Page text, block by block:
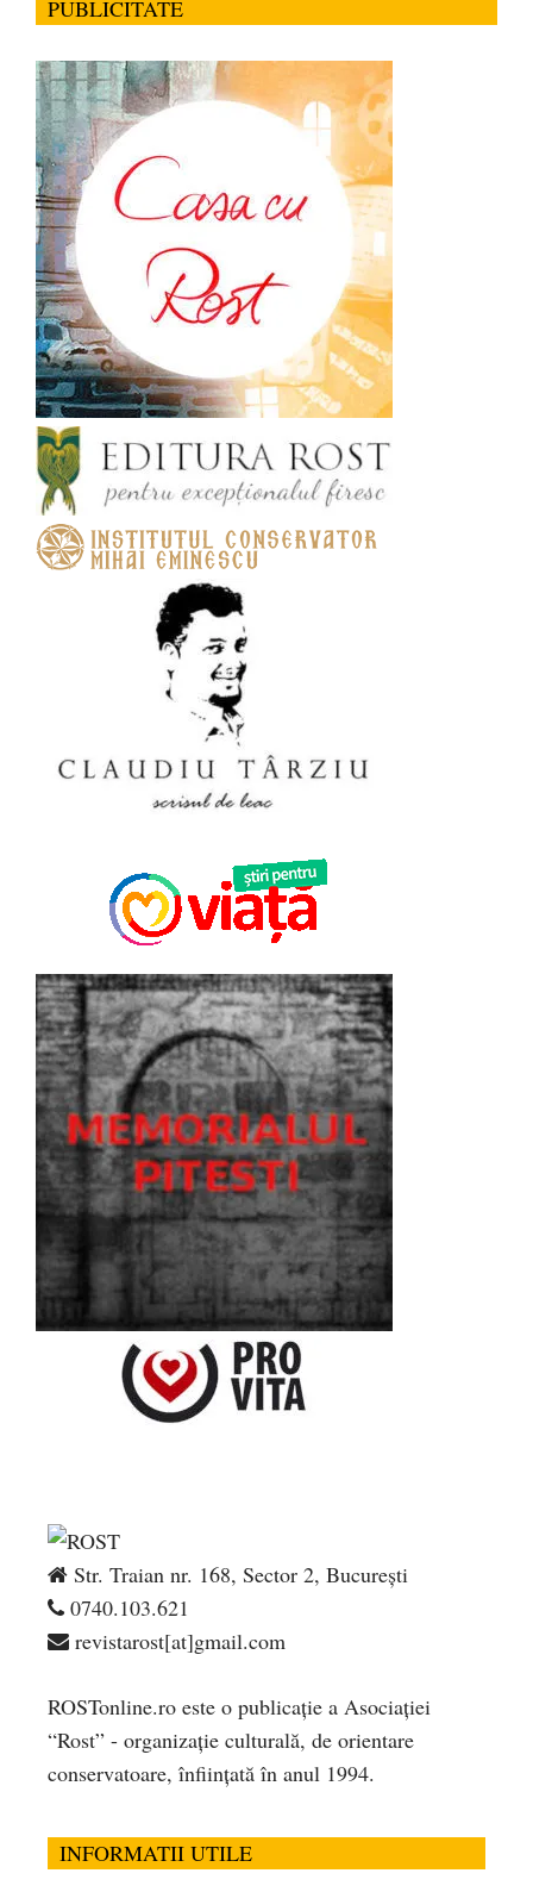
PUBLICITATE
Str. Traian nr. 168, Sector 2, București
0740.103.621
revistarost[at]gmail.com
ROSTonline.ro este o publicaţie a Asociaţiei
“Rost” - organizaţie culturală, de orientare
conservatoare, înfiinţată în anul 1994.
INFORMATII UTILE